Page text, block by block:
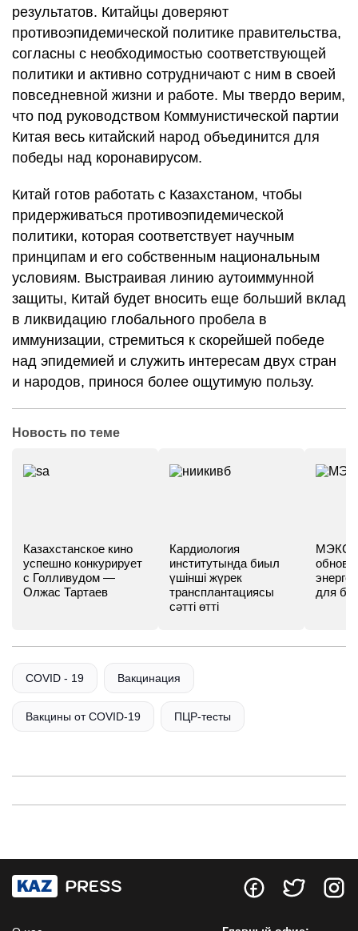
результатов. Китайцы доверяют
противоэпидемической политике правительства,
согласны с необходимостью соответствующей
политики и активно сотрудничают с ним в своей
повседневной жизни и работе. Мы твердо верим,
что под руководством Коммунистической партии
Китая весь китайский народ объединится для
победы над коронавирусом.
Китай готов работать с Казахстаном, чтобы
придерживаться противоэпидемической
политики, которая соответствует научным
принципам и его собственным национальным
условиям. Выстраивая линию аутоиммунной
защиты, Китай будет вносить еще больший вклад
в ликвидацию глобального пробела в
иммунизации, стремиться к скорейшей победе
над эпидемией и служить интересам двух стран
и народов, принося более ощутимую пользу.
Новость по теме
Казахстанское кино
успешно конкурирует
с Голливудом —
Олжас Тартаев
Кардиология
институтында биыл
үшінші жүрек
трансплантациясы
сәтті өтті
МЭКС -
для
COVID - 19 Вакцинация
Вакцины от COVID-19 ПЦР-тесты